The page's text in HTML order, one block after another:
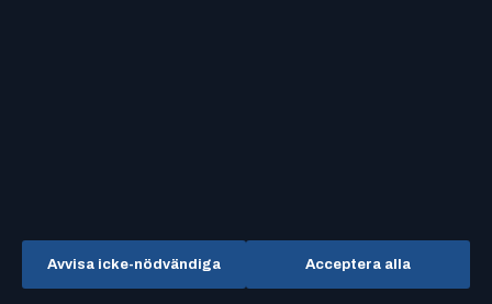
Kultur
Avvisa icke-nödvändiga Acceptera alla